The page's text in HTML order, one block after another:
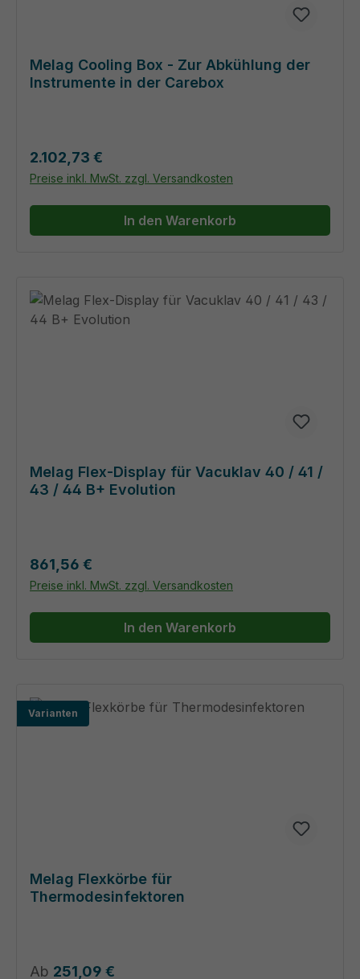
Melag Cooling Box - Zur Abkühlung der
Instrumente in der Carebox
Regulärer Preis:
2.102,73 €
Preise inkl. MwSt. zzgl. Versandkosten
In den Warenkorb
Melag Flex-Display für Vacuklav 40 / 41 /
43 / 44 B+ Evolution
Regulärer Preis:
861,56 €
Preise inkl. MwSt. zzgl. Versandkosten
In den Warenkorb
Varianten
Melag Flexkörbe für
Thermodesinfektoren
Regulärer Preis:
Ab 251,09 €